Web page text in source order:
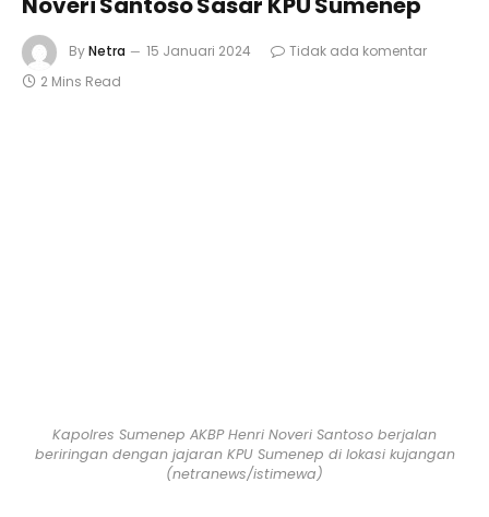
ByNetra 15 Januari 2024
Tidak ada komentar
2 Mins Read
Kapolres Sumenep AKBP Henri Noveri Santoso berjalan
beriringan dengan jajaran KPU Sumenep di lokasi kujangan
(netranews/istimewa)